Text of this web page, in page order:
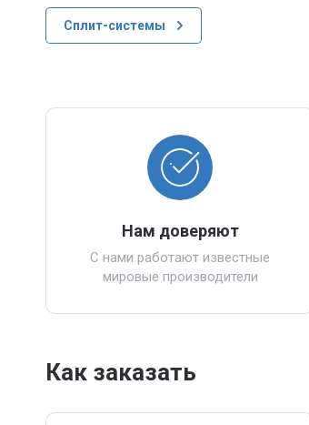
Сплит-системы
Нам доверяют
С нами работают известные
мировые производители
Как заказать